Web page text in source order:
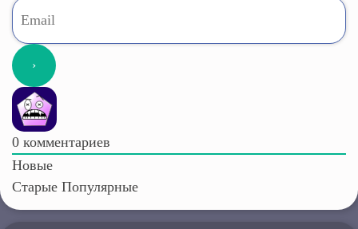
0 комментариев
Новые
Старые Популярные